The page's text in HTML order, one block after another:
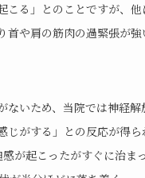
こる」とのことですが、
や肩の筋肉の過緊張が強
いため、当院では神経解
がする」との反応が得ら
が起こったがすぐに治ま